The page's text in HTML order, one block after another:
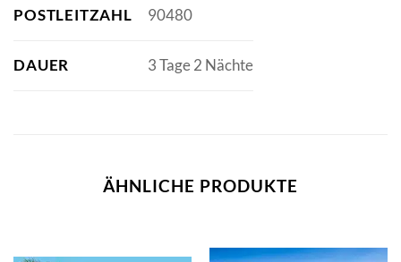
POSTLEITZAHL 90480
DAUER 3 Tage 2 Nächte
ÄHNLICHE PRODUKTE